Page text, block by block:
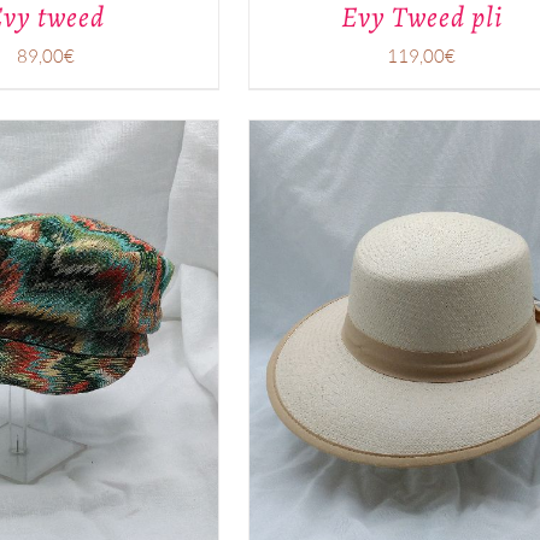
tweed
89,00€
DU
PRODUIT
Evy Tweed pli
119,00€
CE
PRODUIT
A
PLUSIEURS
VARIATIONS.
LES
OPTIONS
PEUVENT
/ APERÇU